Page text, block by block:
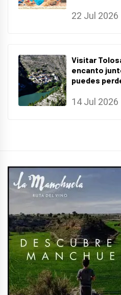
22 Jul 2026
Visitar
encanto
puedes
14 Jul 2026